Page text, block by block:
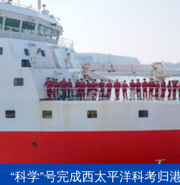
“科学”号完成西太平洋科考归